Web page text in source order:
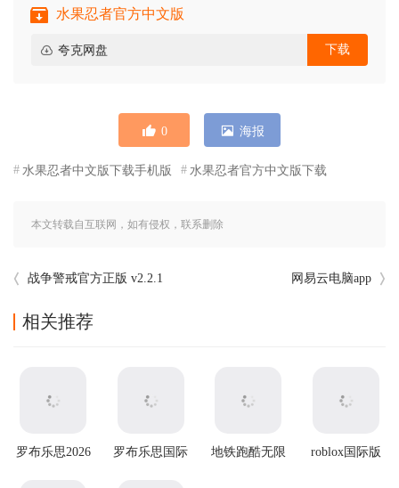
水果忍者官方中文版
夸克网盘 下载
0 海报
水果忍者中文版下载手机版 水果忍者官方中文版下载
本文转载自互联网，如有侵权，联系删除
战争警戒官方正版 v2.2.1 网易云电脑app
相关推荐
罗布乐思2026
罗布乐思国际
地铁跑酷无限
roblox国际版